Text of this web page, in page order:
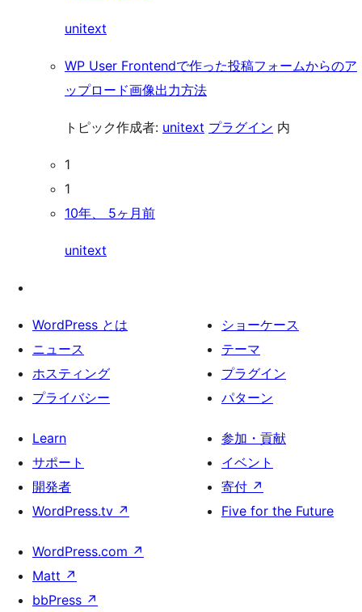
unitext
WP User Frontendで作った投稿フォームからのア
ップロード画像出力方法
トピック作成者: unitext プラグイン 内
1
1
10年、 5ヶ月前
unitext
WordPress とは
ニュース
ホスティング
プライバシー
ショーケース
テーマ
プラグイン
パターン
Learn
サポート
開発者
WordPress.tv ↗
参加・貢献
イベント
寄付 ↗
Five for the Future
WordPress.com ↗
Matt ↗
bbPress ↗